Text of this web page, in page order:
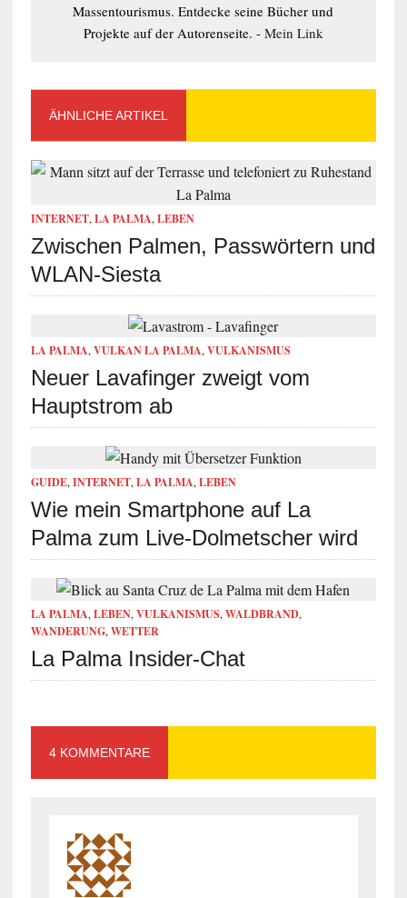
Massentourismus. Entdecke seine Bücher und
Projekte auf der Autorenseite. - Mein Link
ÄHNLICHE ARTIKEL
INTERNET,LA PALMA,LEBEN
Zwischen Palmen, Passwörtern und
WLAN-Siesta
LA PALMA,VULKAN LA PALMA,VULKANISMUS
Neuer Lavafinger zweigt vom
Hauptstrom ab
GUIDE,INTERNET,LA PALMA,LEBEN
Wie mein Smartphone auf La
Palma zum Live-Dolmetscher wird
LA PALMA,LEBEN,VULKANISMUS,WALDBRAND,
WANDERUNG,WETTER
La Palma Insider-Chat
4 KOMMENTARE